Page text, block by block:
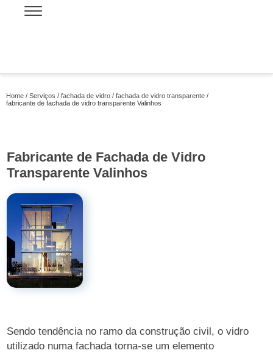
Home Serviços fachada de vidro
fachada de vidro transparente
fabricante de fachada de vidro transparente Valinhos
Fabricante de Fachada de Vidro
Transparente Valinhos
Sendo tendência no ramo da construção civil, o vidro
utilizado numa fachada torna-se um elemento